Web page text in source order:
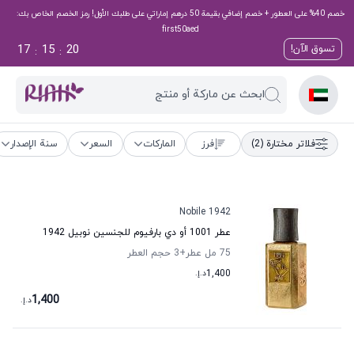
خصم 40% على العطور + خصم إضافي بقيمة 50 درهم إماراتي على طلبك الأول! رمز الخصم الخاص بك:
first50aed
تسوق الآن! 20
:
15
:
17
ابحث عن ماركة أو منتج
فلاتر مختارة (2) فرز الماركات السعر سنة الإصدار
Nobile 1942
عطر 1001 أو دي بارفيوم للجنسين نوبيل 1942
75 مل عطر
+3
حجم العطر
1,400د.إ.
1,400د.إ.